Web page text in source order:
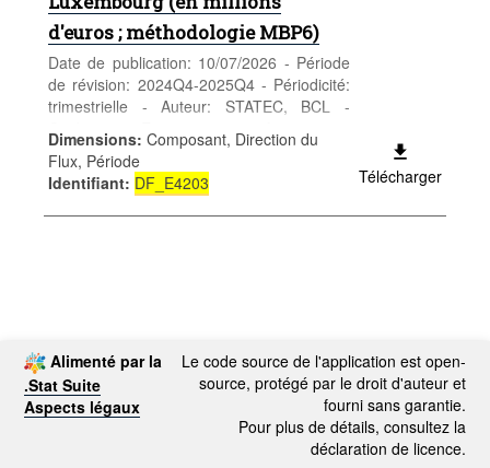
d'euros ; méthodologie MBP6)
Date de publication: 10/07/2026 - Période
de révision: 2024Q4-2025Q4 - Périodicité:
trimestrielle - Auteur: STATEC, BCL -
Catégorie: Economie et finances -
Relations économiques extérieures - Mots-
clés: relations économ. extérieures
Dimensions: Composant, Direction du
Flux, Période
Identifiant: DF_E4203 Télécharger
Alimenté par la
.Stat Suite
Aspects légaux
Le code source de l'application est open-
source, protégé par le droit d'auteur et
fourni sans garantie.
Pour plus de détails, consultez la
déclaration de licence.